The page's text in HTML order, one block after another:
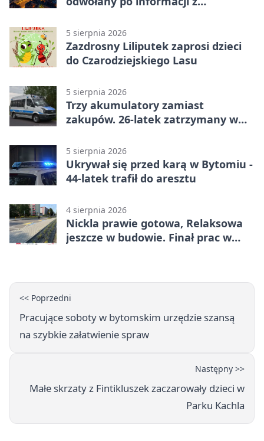
5 sierpnia 2026
Zazdrosny Liliputek zaprosi dzieci
do Czarodziejskiego Lasu
5 sierpnia 2026
Trzy akumulatory zamiast
zakupów. 26-latek zatrzymany w
5 sierpnia 2026
Ukrywał się przed karą w Bytomiu -
44-latek trafił do aresztu
4 sierpnia 2026
Nickla prawie gotowa, Relaksowa
jeszcze w budowie. Finał prac w
<< Poprzedni
Pracujące soboty w bytomskim urzędzie szansą
na szybkie załatwienie spraw
Następny >>
Małe skrzaty z Fintikluszek zaczarowały dzieci w
Parku Kachla